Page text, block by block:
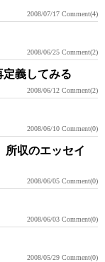
2008/07/17 Comment(4)
2008/06/25 Comment(2)
定義してみる
2008/06/12 Comment(2)
2008/06/10 Comment(0)
所収のエッセイ
2008/06/05 Comment(0)
2008/06/03 Comment(0)
2008/05/29 Comment(0)